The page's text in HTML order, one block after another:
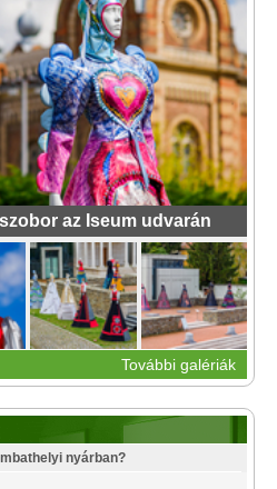
az Iseum udvarán
További galériák
nyárban?